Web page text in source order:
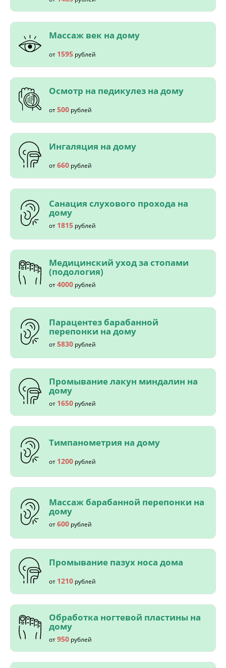
Массаж век на дому
от 1595 рублей
Осмотр на педикулез на дому
от500 рублей
Ингаляция на дому
от660 рублей
Санация слухового прохода на
дому
от 1815 рублей
Медицинский уход за стопами
(подология)
от4000 рублей
Парацентез барабанной
перепонки на дому
от5830 рублей
Промывание лакун миндалин на
дому
от 1650 рублей
Тимпанометрия на дому
от 1200 рублей
Массаж барабанной перепонки на
дому
от600 рублей
Промывание пазух носа дома
от 1210 рублей
Обработка ногтевой пластины на
дому
от950 рублей